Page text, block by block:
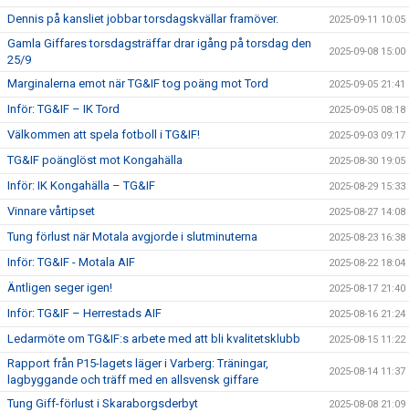
Dennis på kansliet jobbar torsdagskvällar framöver. 2025-09-11 10:05
Gamla Giffares torsdagsträffar drar igång på torsdag den
25/9
2025-09-08 15:00
Marginalerna emot när TG&IF tog poäng mot Tord 2025-09-05 21:41
Inför: TG&IF – IK Tord 2025-09-05 08:18
Välkommen att spela fotboll i TG&IF! 2025-09-03 09:17
TG&IF poänglöst mot Kongahälla 2025-08-30 19:05
Inför: IK Kongahälla – TG&IF 2025-08-29 15:33
Vinnare vårtipset 2025-08-27 14:08
Tung förlust när Motala avgjorde i slutminuterna 2025-08-23 16:38
Inför: TG&IF - Motala AIF 2025-08-22 18:04
Äntligen seger igen! 2025-08-17 21:40
Inför: TG&IF – Herrestads AIF 2025-08-16 21:24
Ledarmöte om TG&IF:s arbete med att bli kvalitetsklubb 2025-08-15 11:22
Rapport från P15-lagets läger i Varberg: Träningar,
lagbyggande och träff med en allsvensk giffare
2025-08-14 11:37
Tung Giff-förlust i Skaraborgsderbyt 2025-08-08 21:09